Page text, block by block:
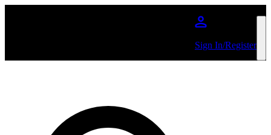
Sign In/Register